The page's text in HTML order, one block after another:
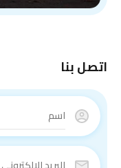
اتصل بنا